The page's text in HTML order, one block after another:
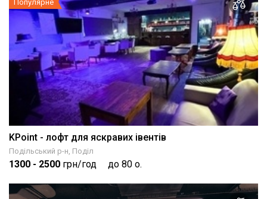
Популярне
KPoint - лофт для яскравих івентів
Подільський р-н, Поділ
1300 - 2500 грн/год до 80 о.